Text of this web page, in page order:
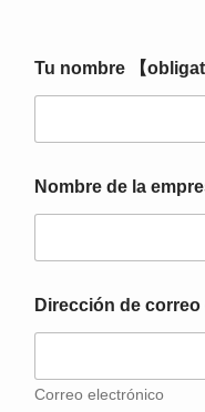
Tu nombre 【
Nombre de la
Dirección de
Correo electrónico